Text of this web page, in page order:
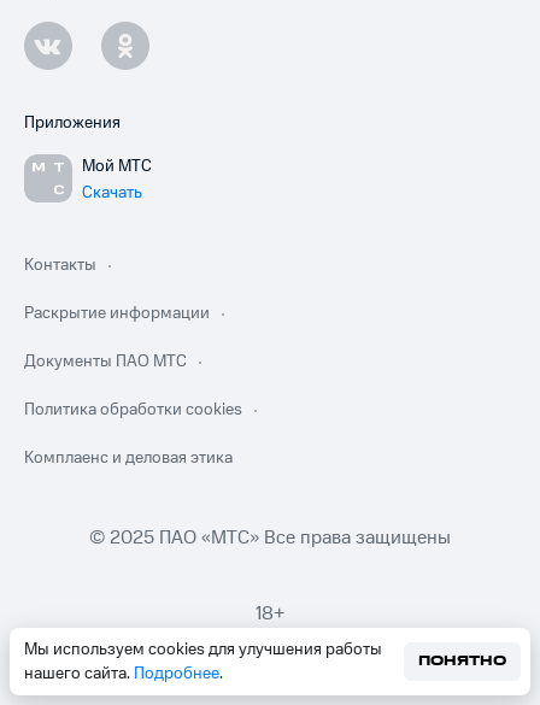
Мы используем cookies для улучшения работы
нашего сайта. Подробнее.
ПОНЯТНО
Приложения
Мой МТС
Скачать
Контакты
Раскрытие информации
Документы ПАО МТС
Политика обработки cookies
Комплаенс и деловая этика
© 2025 ПАО «МТС» Все права защищены
18+